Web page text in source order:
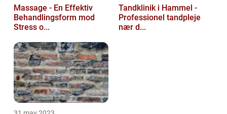
Massage - En Effektiv
Behandlingsform mod
Stress o...
Tandklinik i Hammel -
Professionel tandpleje
nær d...